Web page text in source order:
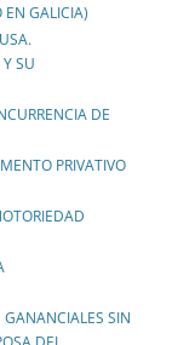
EN GALICIA)
SU
DE
PRIVATIVO
SIN